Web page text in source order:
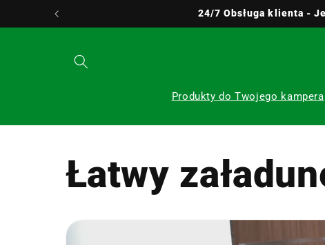
treści
24/7 Obsługa klienta -
Produkty do Twojego kampera
Łatwy